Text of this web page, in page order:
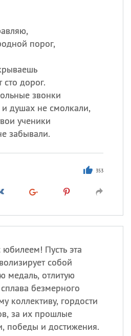
порог,
сто дорог.
звонки
душах не смолкали,
ученики
забывали.
353
Пусть эта
собой
медаль, отлитую
безмерного
коллективу, гордости
за их прошлые
победы и достижения.